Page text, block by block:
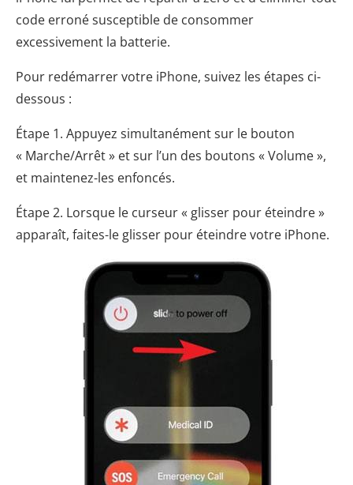
code erroné susceptible de consommer
excessivement la batterie.
Pour redémarrer votre iPhone, suivez les étapes ci-
dessous :
Étape 1. Appuyez simultanément sur le bouton
« Marche/Arrêt » et sur l’un des boutons « Volume »,
et maintenez-les enfoncés.
Étape 2. Lorsque le curseur « glisser pour éteindre »
apparaît, faites-le glisser pour éteindre votre iPhone.